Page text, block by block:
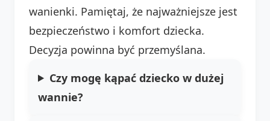
wanienki. Pamiętaj, że najważniejsze jest
bezpieczeństwo i komfort dziecka.
Decyzja powinna być przemyślana.
Czy mogę kąpać dziecko w dużej
wannie?